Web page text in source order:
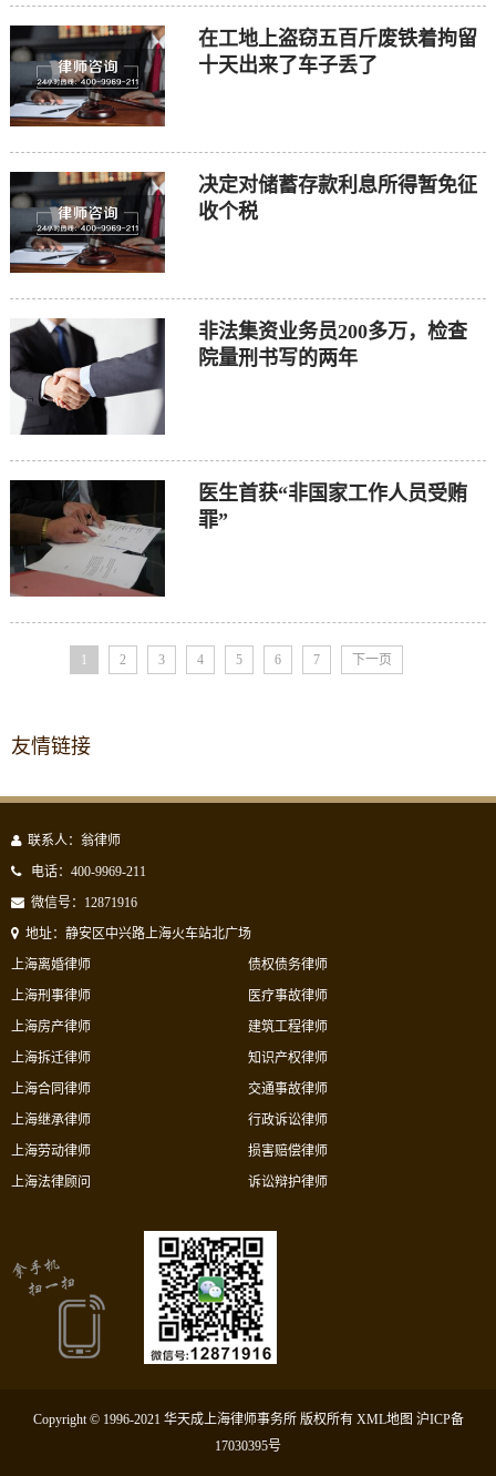
在工地上盗窃五百斤废铁着拘留
十天出来了车子丢了
决定对储蓄存款利息所得暂免征
收个税
非法集资业务员200多万，检查
院量刑书写的两年
医生首获“非国家工作人员受贿
罪”
1 2 3 4 5 6 7 下一页
友情链接
联系人：翁律师
电话：400-9969-211
微信号：12871916
地址：静安区中兴路上海火车站北广场
上海离婚律师
上海刑事律师
上海房产律师
上海拆迁律师
债权债务律师
医疗事故律师
建筑工程律师
知识产权律师
上海合同律师
上海继承律师
上海劳动律师
上海法律顾问
交通事故律师
行政诉讼律师
损害赔偿律师
诉讼辩护律师
Copyright © 1996-2021 华天成上海律师事务所 版权所有 XML地图 沪ICP备
17030395号